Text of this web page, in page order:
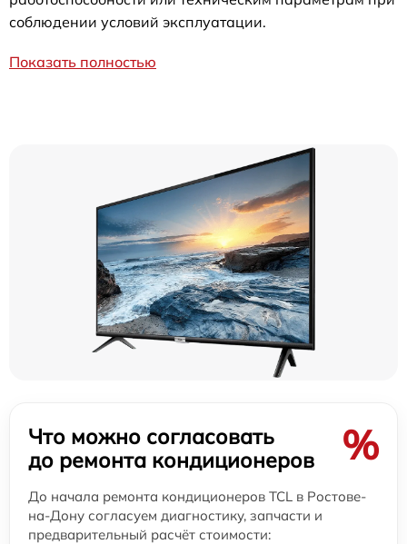
соблюдении условий эксплуатации.
Показать полностью
Что можно согласовать
до ремонта кондиционеров
%
До начала ремонта кондиционеров TCL в Ростове-
на-Дону согласуем диагностику, запчасти и
предварительный расчёт стоимости: